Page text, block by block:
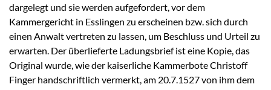
dargelegt und sie werden aufgefordert, vor dem
Kammergericht in Esslingen zu erscheinen bzw. sich durch
einen Anwalt vertreten zu lassen, um Beschluss und Urteil zu
erwarten. Der überlieferte Ladungsbrief ist eine Kopie, das
Original wurde, wie der kaiserliche Kammerbote Christoff
Finger handschriftlich vermerkt, am 20.7.1527 von ihm dem